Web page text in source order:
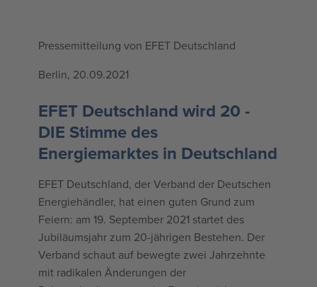
Pressemitteilung von EFET Deutschland
Berlin, 20.09.2021
EFET Deutschland wird 20 -
DIE Stimme des
Energiemarktes in Deutschland
EFET Deutschland, der Verband der Deutschen
Energiehändler, hat einen guten Grund zum
Feiern: am 19. September 2021 startet des
Jubiläumsjahr zum 20-jährigen Bestehen. Der
Verband schaut auf bewegte zwei Jahrzehnte
mit radikalen Änderungen der